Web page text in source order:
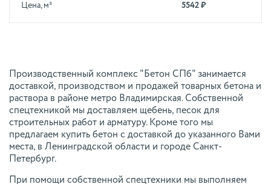
Цена, м³ 5542 ₽
Производственный комплекс "Бетон СПб" занимается
доставкой, производством и продажей товарных бетона и
раствора в районе метро Владимирская. Собственной
спецтехникой мы доставляем щебень, песок для
строительных работ и арматуру. Кроме того мы
предлагаем купить бетон с доставкой до указанного Вами
места, в Ленинградской области и городе Санкт-
Петербург.
При помощи собственной спецтехники мы выполняем